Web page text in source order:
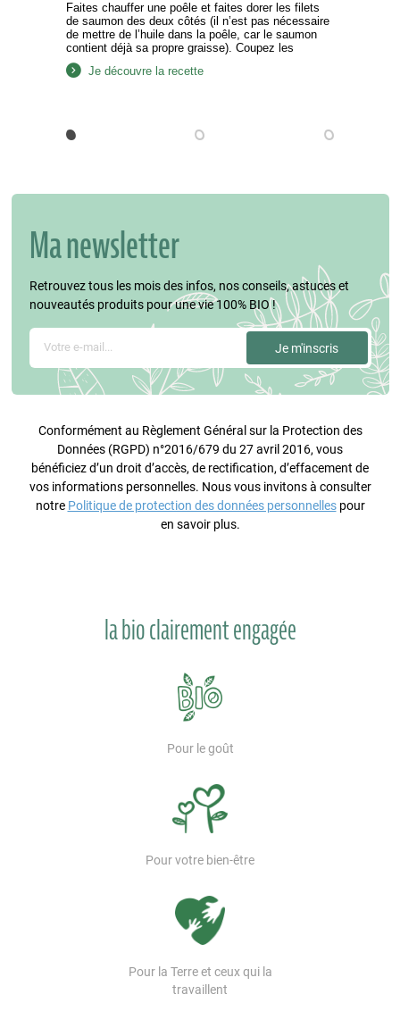
Faites chauffer une poêle et faites dorer les filets
de saumon des deux côtés (il n’est pas nécessaire
de mettre de l’huile dans la poêle, car le saumon
contient déjà sa propre graisse). Coupez les
avocats en tranches et l’oignon en rondelles.
Mettez une cuillerée de crème d’artichauts au fond
Je découvre la recette
Ma newsletter
Retrouvez tous les mois des infos, nos conseils, astuces et
nouveautés produits pour une vie 100% BIO !
Conformément au Règlement Général sur la Protection des
Données (RGPD) n°2016/679 du 27 avril 2016, vous
bénéficiez d’un droit d’accès, de rectification, d’effacement de
vos informations personnelles. Nous vous invitons à consulter
notre Politique de protection des données personnellespour
en savoir plus.
la bio clairement engagée
Pour le goût
Pour votre bien-être
Pour la Terre et ceux qui la
travaillent